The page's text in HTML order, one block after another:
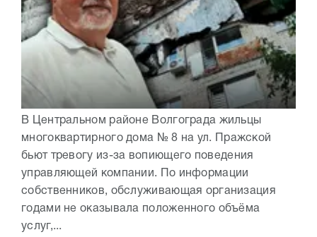
В Центральном районе Волгограда жильцы
многоквартирного дома № 8 на ул. Пражской
бьют тревогу из-за вопиющего поведения
управляющей компании. По информации
собственников, обслуживающая организация
годами не оказывала положенного объёма
услуг,...